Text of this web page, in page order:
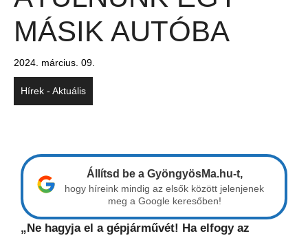
MÁSIK AUTÓBA
2024. március. 09.
Hírek - Aktuális
Állítsd be a GyöngyösMa.hu-t,
hogy híreink mindig az elsők között jelenjenek
meg a Google keresőben!
„Ne hagyja el a gépjárművét! Ha elfogy az